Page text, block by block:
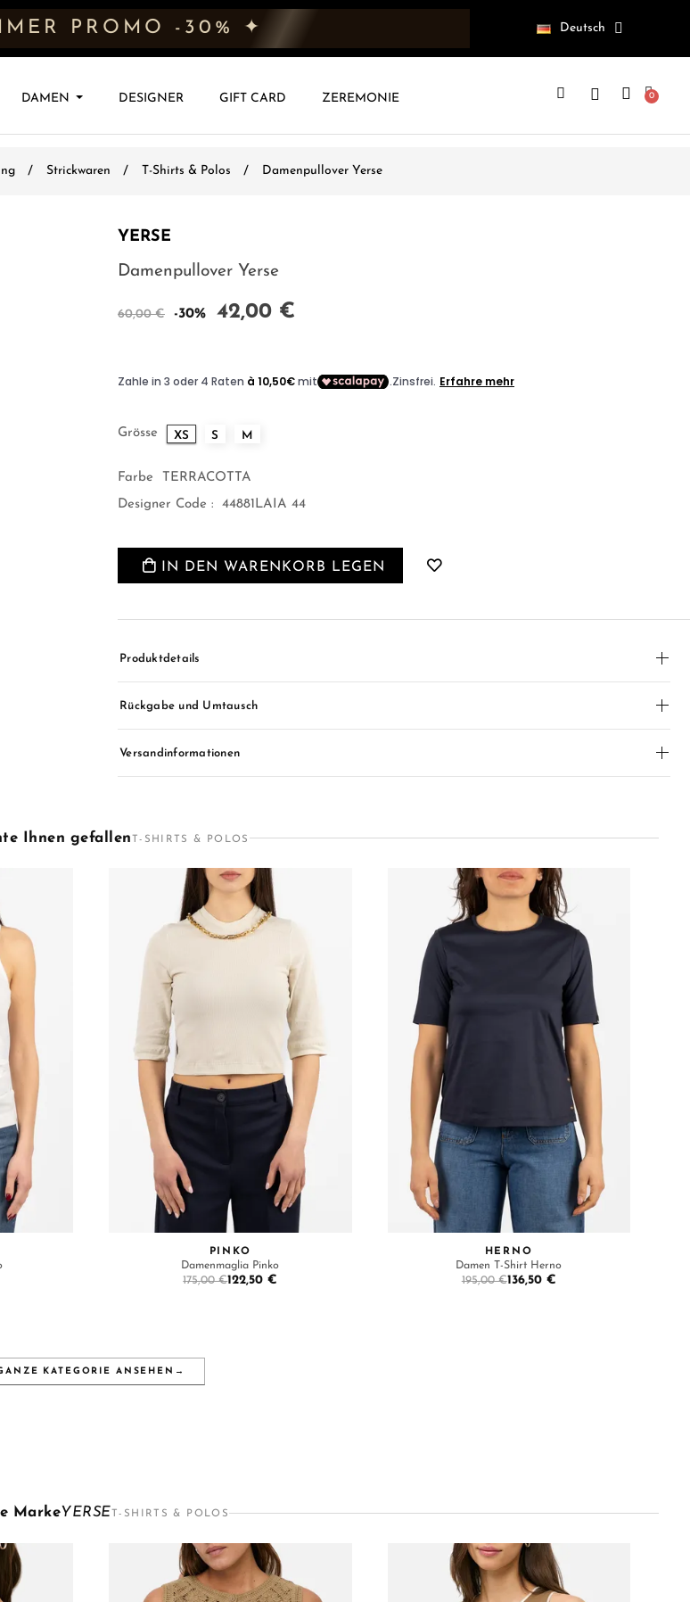
PROMO -30% ✦ Deutsch
DAMEN DESIGNER GIFT CARD ZEREMONIE
Strickwaren T-Shirts & Polos Damenpullover Yerse
YERSE
Damenpullover Yerse
60,00 € -30% 42,00 €
Grösse XS S M
Farbe
TERRACOTTA
Designer Code :
44881LAIA 44
IN DEN WARENKORB LEGEN
Produktdetails
Rückgabe und Umtausch
Versandinformationen
Ihnen gefallenT-SHIRTS & POLOS
PINKO
Damenmaglia Pinko
175,00 €122,50 €
HERNO
Damen T-Shirt Herno
195,00 €136,50 €
KATEGORIE ANSEHEN →
MarkeYERSE T-SHIRTS & POLOS